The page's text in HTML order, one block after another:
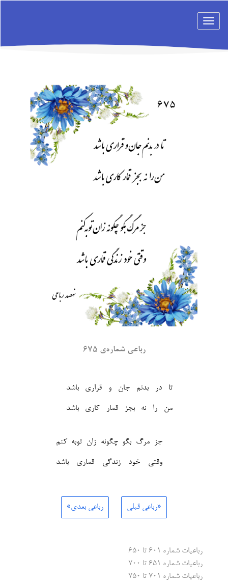
Toggle
رباعی شماره‌ی ۶۷۵
تا در بدنم جان و قراری باشد
من را نه بجز قمار کاری باشد‎
جز مرگ بگو چگونه زان توبه کنم
وقتی خود زندگی قماری باشد
«رباعی قبلی رباعی بعدی»
رباعیات شماره ۶۰۱ تا ۶۵۰
رباعیات شماره ۶۵۱ تا ۷۰۰
رباعیات شماره ۷۰۱ تا ۷۵۰